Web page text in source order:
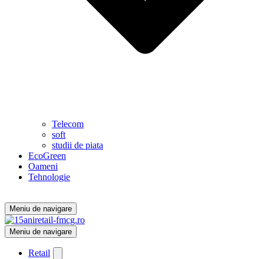
Telecom
soft
studii de piata
EcoGreen
Oameni
Tehnologie
Meniu de navigare
Meniu de navigare
Retail